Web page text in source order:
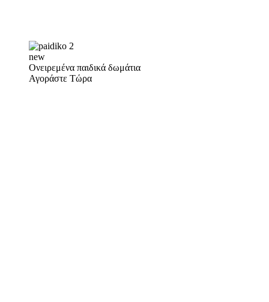
new
Ονειρεμένα παιδικά δωμάτια
Αγοράστε Τώρα